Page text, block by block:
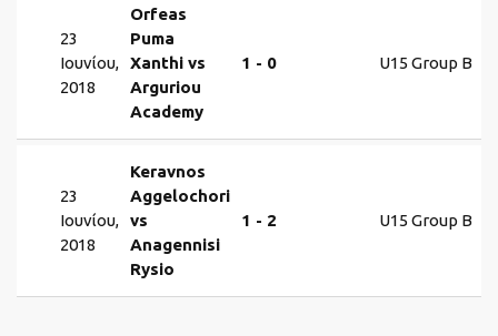
23
Ιουνίου,
2018
Orfeas
Puma
Xanthi vs
Arguriou
Academy
1 - 0 U15 Group B
23
Ιουνίου,
2018
Keravnos
Aggelochori
vs
Anagennisi
Rysio
1 - 2 U15 Group B